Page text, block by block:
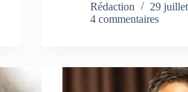
Rédaction
29
4 commentaires